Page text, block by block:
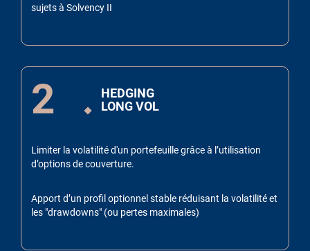
sujets à Solvency II
2
HEDGING
LONG VOL
Limiter la volatilité d'un portefeuille grâce à l’utilisation
d’options de couverture.
Apport d’un profil optionnel stable réduisant la volatilité et
les "drawdowns" (ou pertes maximales)